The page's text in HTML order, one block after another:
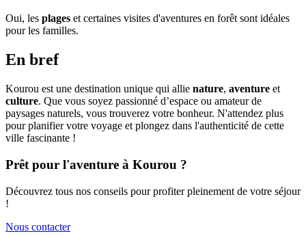
Oui, les plages et certaines visites d'aventures en forêt sont idéales
pour les familles.
En bref
Kourou est une destination unique qui allie nature, aventure et
culture. Que vous soyez passionné d’espace ou amateur de
paysages naturels, vous trouverez votre bonheur. N'attendez plus
pour planifier votre voyage et plongez dans l'authenticité de cette
ville fascinante !
Prêt pour l'aventure à Kourou ?
Découvrez tous nos conseils pour profiter pleinement de votre séjour
!
Nous contacter